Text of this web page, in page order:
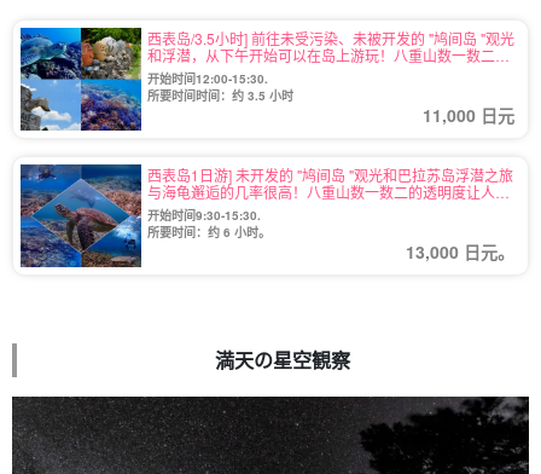
西表岛/3.5小时] 前往未受污染、未被开发的 "鸠间岛 "观光
和浮潜，从下午开始可以在岛上游玩！八重山数一数二的
透明度给您留下深刻印象♪（No.94）
开始时间12:00-15:30.
所要时间时间：约 3.5 小时
11,000 日元
西表岛1日游] 未开发的 "鸠间岛 "观光和巴拉苏岛浮潜之旅
与海龟邂逅的几率很高！八重山数一数二的透明度让人印
象深刻♪（No.134）
开始时间9:30-15:30.
所要时间：约 6 小时。
13,000 日元。
満天の星空観察